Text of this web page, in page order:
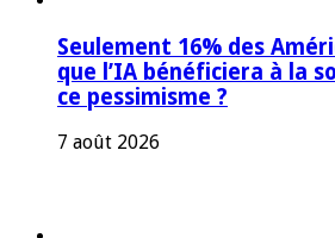
Seulement 16% des
que l’IA bénéficiera à la
ce pessimisme ?
7 août 2026